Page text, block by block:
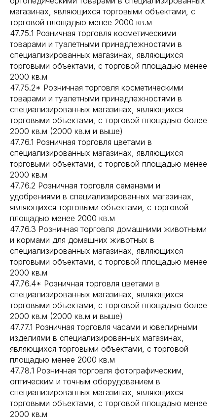
магазинах, являющихся торговыми объектами, с
торговой площадью менее 2000 кв.м
47.75.1 Розничная торговля косметическими
товарами и туалетными принадлежностями в
специализированных магазинах, являющихся
торговыми объектами, с торговой площадью менее
2000 кв.м
47.75.2* Розничная торговля косметическими
товарами и туалетными принадлежностями в
специализированных магазинах, являющихся
торговыми объектами, с торговой площадью более
2000 кв.м (2000 кв.м и выше)
47.76.1 Розничная торговля цветами в
специализированных магазинах, являющихся
торговыми объектами, с торговой площадью менее
2000 кв.м
47.76.2 Розничная торговля семенами и
удобрениями в специализированных магазинах,
являющихся торговыми объектами, с торговой
площадью менее 2000 кв.м
47.76.3 Розничная торговля домашними животными
и кормами для домашних животных в
специализированных магазинах, являющихся
торговыми объектами, с торговой площадью менее
2000 кв.м
47.76.4* Розничная торговля цветами в
специализированных магазинах, являющихся
торговыми объектами, с торговой площадью более
2000 кв.м (2000 кв.м и выше)
47.77.1 Розничная торговля часами и ювелирными
изделиями в специализированных магазинах,
являющихся торговыми объектами, с торговой
площадью менее 2000 кв.м
47.78.1 Розничная торговля фотографическим,
оптическим и точным оборудованием в
специализированных магазинах, являющихся
торговыми объектами, с торговой площадью менее
2000 кв.м